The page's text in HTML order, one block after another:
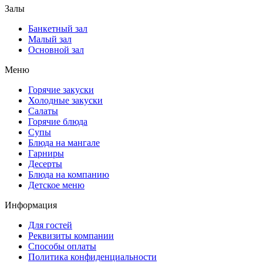
Залы
Банкетный зал
Малый зал
Основной зал
Меню
Горячие закуски
Холодные закуски
Салаты
Горячие блюда
Супы
Блюда на мангале
Гарниры
Десерты
Блюда на компанию
Детское меню
Информация
Для гостей
Реквизиты компании
Способы оплаты
Политика конфиденциальности